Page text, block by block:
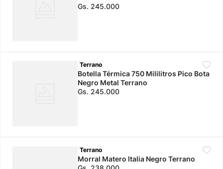
Gs. 245.000
Terrano
Botella Térmica 750 Mililitros Pico Bota
Negro Metal Terrano
Gs. 245.000
Terrano
Morral Matero Italia Negro Terrano